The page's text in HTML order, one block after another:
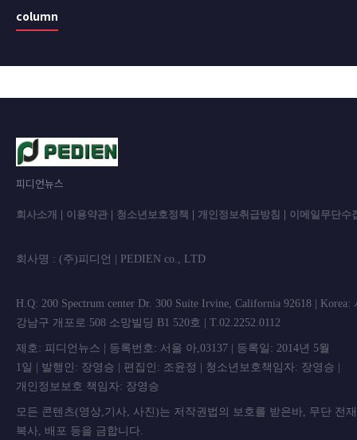
column
피디언뉴스
회사소개 | 이용약관 | 청소년보호정책 | 개인정보취급방침 | 이메일무단수
회사명 : (주)피디언 | PEDIEN co.,
H.Q: 200 Spectrum center Dr. 300 Suite Irvine, California 92618 | Korea:
강남구 개포로 508 소망빌딩 B1 520호 | T.02.2252.0112
제호: 피디언뉴스 | 등록번호: 서울 아,03137 | 등록일: 2014년 5월
1일 | 발행인: 장영승 | 편집인: 조윤정 | 청소년보호책임자: 장영승 |
개인정보보호 책임자: 장영승
모든 콘텐츠(영상,기사, 사진)는 저작권법의 보호를 받은바, 무단 전
복사, 배포 등을 금합니